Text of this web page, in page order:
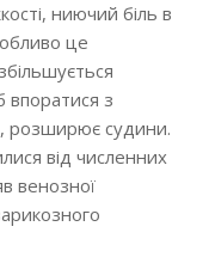
ниючий біль в
це
впоратися з
розширює судини.
від численних
венозної